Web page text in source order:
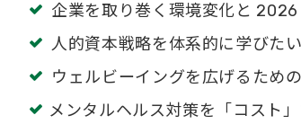
企業を取り巻く環境変化と
人的資本戦略を体系的に学びたい
ウェルビーイングを広げるため
メンタルヘルス対策を「コスト